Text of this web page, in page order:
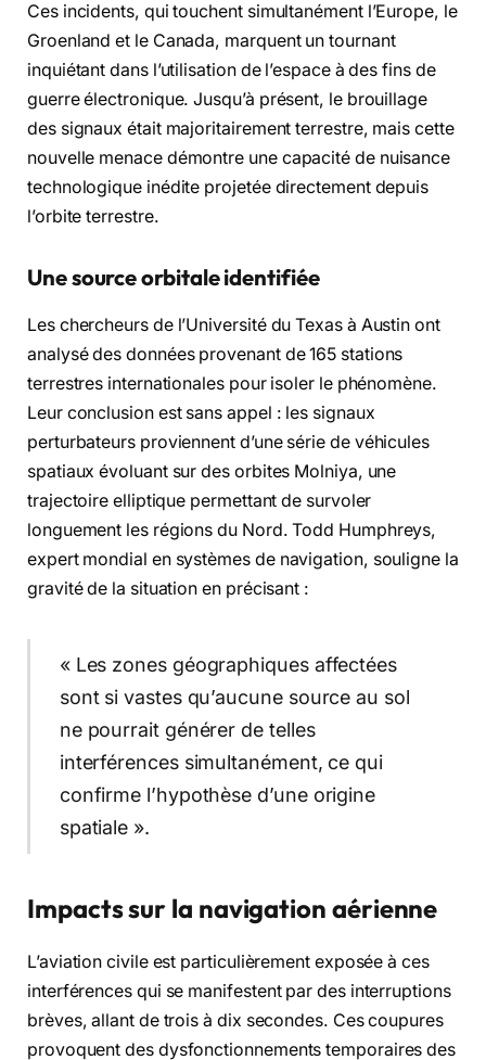
Ces incidents, qui touchent simultanément l’Europe, le
Groenland et le Canada, marquent un tournant
inquiétant dans l’utilisation de l’espace à des fins de
guerre électronique. Jusqu’à présent, le brouillage
des signaux était majoritairement terrestre, mais cette
nouvelle menace démontre une capacité de nuisance
technologique inédite projetée directement depuis
l’orbite terrestre.
Une source orbitale identifiée
Les chercheurs de l’Université du Texas à Austin ont
analysé des données provenant de 165 stations
terrestres internationales pour isoler le phénomène.
Leur conclusion est sans appel : les signaux
perturbateurs proviennent d’une série de véhicules
spatiaux évoluant sur des orbites Molniya, une
trajectoire elliptique permettant de survoler
longuement les régions du Nord. Todd Humphreys,
expert mondial en systèmes de navigation, souligne la
gravité de la situation en précisant :
« Les zones géographiques affectées
sont si vastes qu’aucune source au sol
ne pourrait générer de telles
interférences simultanément, ce qui
confirme l’hypothèse d’une origine
spatiale ».
Impacts sur la navigation aérienne
L’aviation civile est particulièrement exposée à ces
interférences qui se manifestent par des interruptions
brèves, allant de trois à dix secondes. Ces coupures
provoquent des dysfonctionnements temporaires des